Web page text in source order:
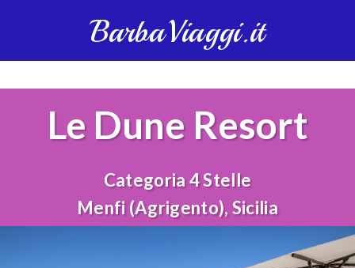
BarbaViaggi.it
Le Dune Resort
Categoria 4 Stelle
Menfi (Agrigento), Sicilia